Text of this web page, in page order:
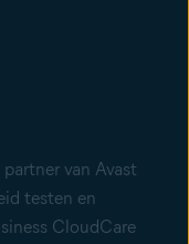
van Avast
testen en
CloudCare